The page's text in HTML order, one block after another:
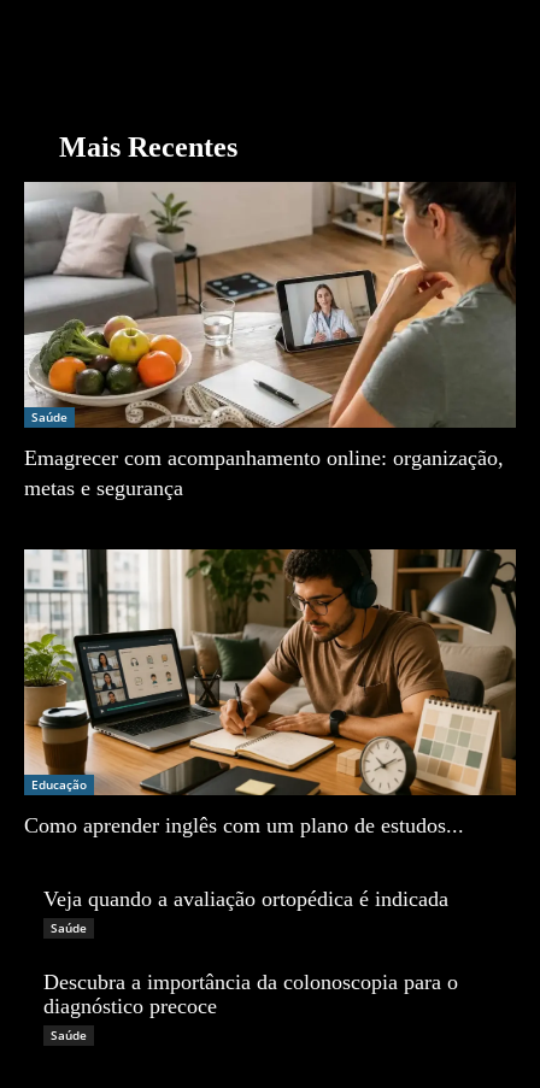
Mais Recentes
Saúde
Emagrecer com acompanhamento online: organização,
metas e segurança
Educação
Como aprender inglês com um plano de estudos...
Veja quando a avaliação ortopédica é indicada
Saúde
Descubra a importância da colonoscopia para o
diagnóstico precoce
Saúde